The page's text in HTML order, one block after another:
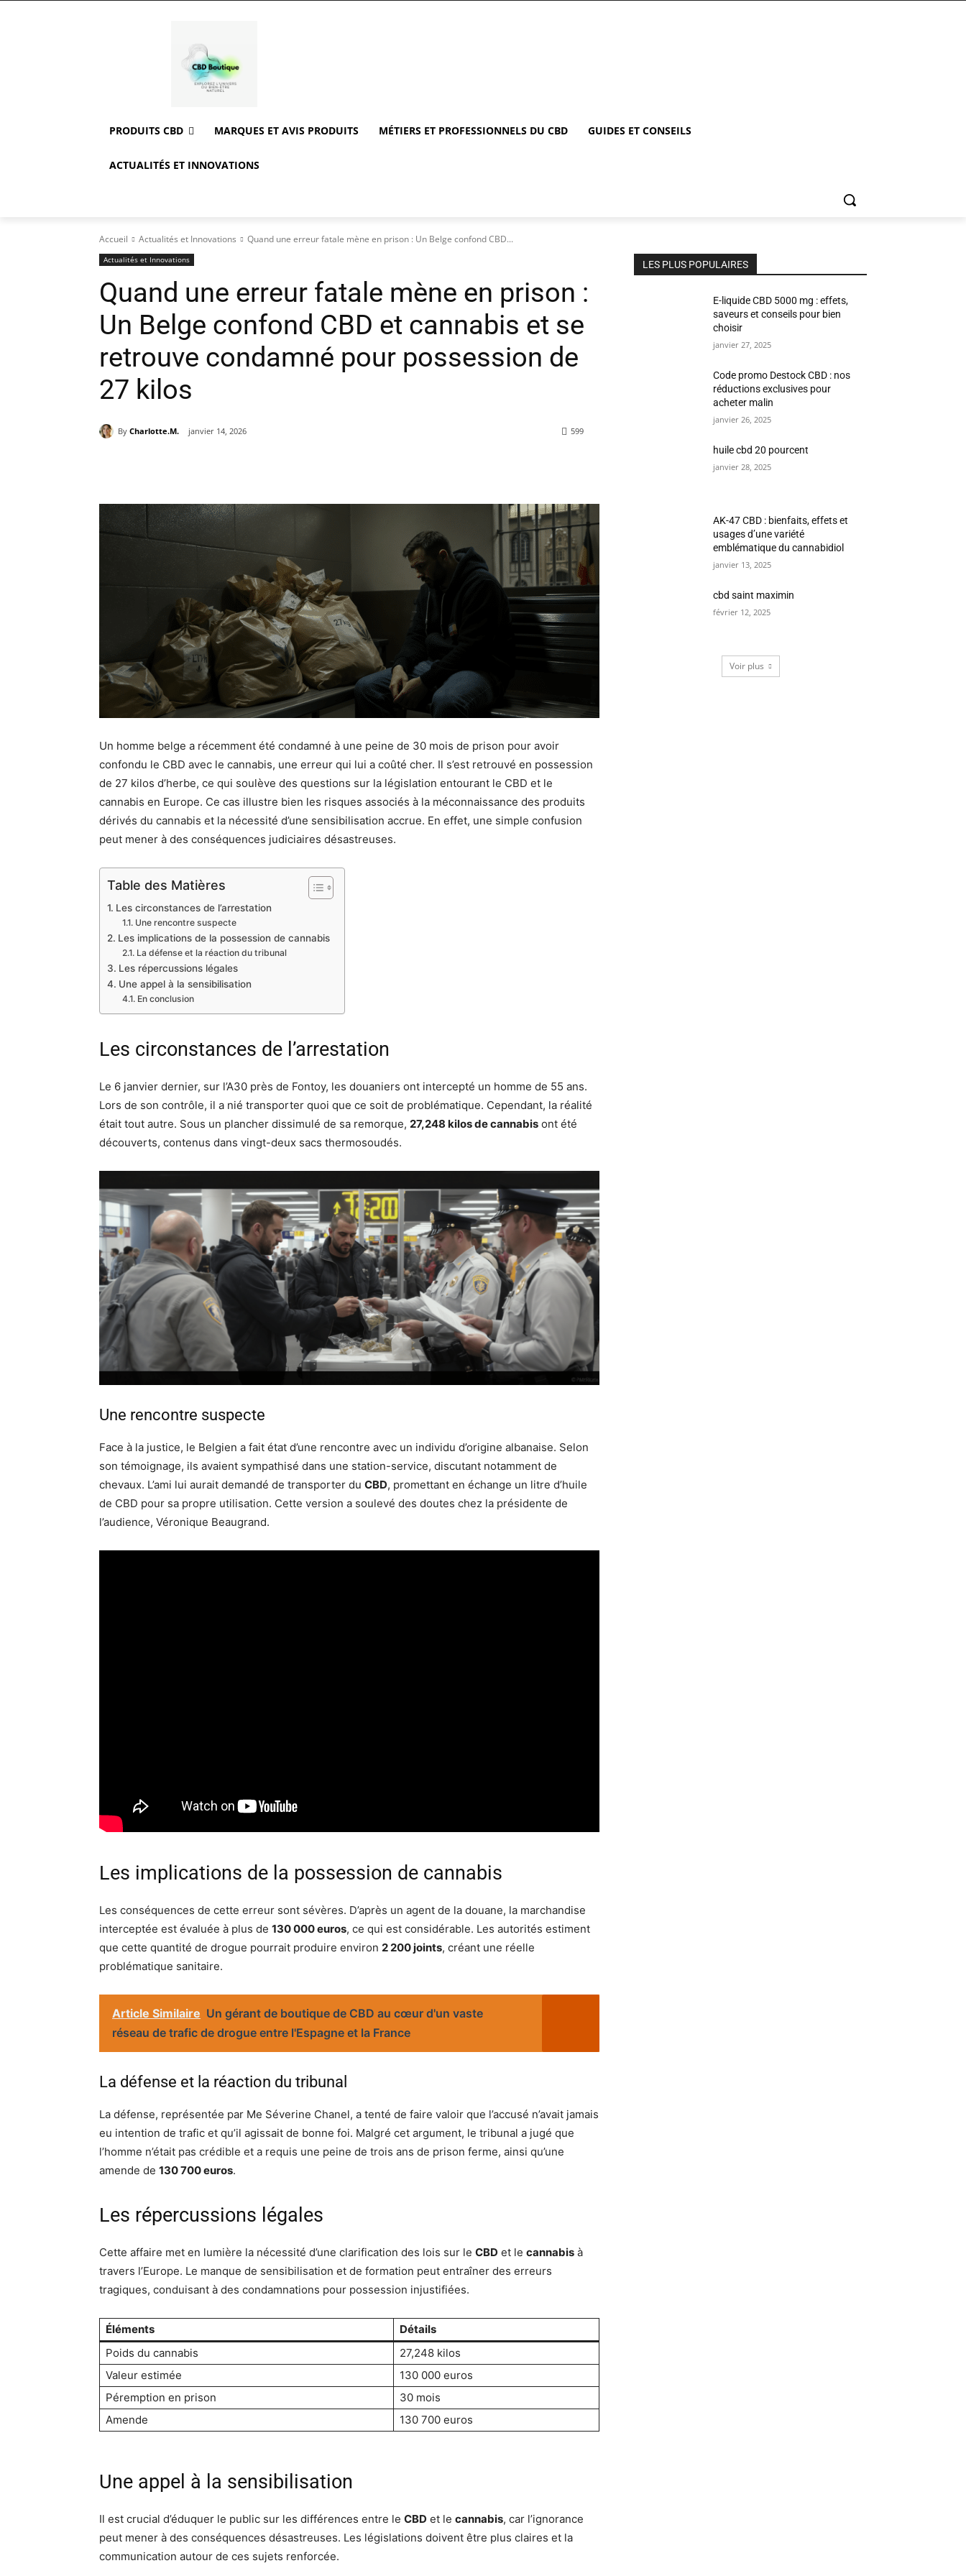
PRODUITS CBD MARQUES ET AVIS PRODUITS MÉTIERS ET PROFESSIONNELS DU CBD GUIDES ET CONSEILS
ACTUALITÉS ET INNOVATIONS
Accueil Actualités et Innovations Quand une erreur fatale mène en prison : Un Belge confond CBD...
Actualités et Innovations
Quand une erreur fatale mène en prison :
Un Belge confond CBD et cannabis et se
retrouve condamné pour possession de
27 kilos
By Charlotte.M. janvier 14, 2026 599
Un homme belge a récemment été condamné à une peine de 30 mois de prison pour avoir
confondu le CBD avec le cannabis, une erreur qui lui a coûté cher. Il s’est retrouvé en possession
de 27 kilos d’herbe, ce qui soulève des questions sur la législation entourant le CBD et le
cannabis en Europe. Ce cas illustre bien les risques associés à la méconnaissance des produits
dérivés du cannabis et la nécessité d’une sensibilisation accrue. En effet, une simple confusion
peut mener à des conséquences judiciaires désastreuses.
Table des Matières
Les circonstances de l’arrestation
Une rencontre suspecte
Les implications de la possession de cannabis
La défense et la réaction du tribunal
Les répercussions légales
Une appel à la sensibilisation
En conclusion
Les circonstances de l’arrestation
Le 6 janvier dernier, sur l’A30 près de Fontoy, les douaniers ont intercepté un homme de 55 ans.
Lors de son contrôle, il a nié transporter quoi que ce soit de problématique. Cependant, la réalité
était tout autre. Sous un plancher dissimulé de sa remorque, 27,248 kilos de cannabis ont été
découverts, contenus dans vingt-deux sacs thermosoudés.
Une rencontre suspecte
Face à la justice, le Belgien a fait état d’une rencontre avec un individu d’origine albanaise. Selon
son témoignage, ils avaient sympathisé dans une station-service, discutant notamment de
chevaux. L’ami lui aurait demandé de transporter du CBD, promettant en échange un litre d’huile
de CBD pour sa propre utilisation. Cette version a soulevé des doutes chez la présidente de
l’audience, Véronique Beaugrand.
Les implications de la possession de cannabis
Les conséquences de cette erreur sont sévères. D’après un agent de la douane, la marchandise
interceptée est évaluée à plus de 130 000 euros, ce qui est considérable. Les autorités estiment
que cette quantité de drogue pourrait produire environ 2 200 joints, créant une réelle
problématique sanitaire.
Article Similaire Un gérant de boutique de CBD au cœur d'un vaste
réseau de trafic de drogue entre l'Espagne et la France
La défense et la réaction du tribunal
La défense, représentée par Me Séverine Chanel, a tenté de faire valoir que l’accusé n’avait jamais
eu intention de trafic et qu’il agissait de bonne foi. Malgré cet argument, le tribunal a jugé que
l’homme n’était pas crédible et a requis une peine de trois ans de prison ferme, ainsi qu’une
amende de 130 700 euros.
Les répercussions légales
Cette affaire met en lumière la nécessité d’une clarification des lois sur le CBD et le cannabis à
travers l’Europe. Le manque de sensibilisation et de formation peut entraîner des erreurs
tragiques, conduisant à des condamnations pour possession injustifiées.
Éléments
Détails
Poids du cannabis
27,248 kilos
Valeur estimée
130 000 euros
Péremption en prison
30 mois
Amende
130 700 euros
Une appel à la sensibilisation
Il est crucial d’éduquer le public sur les différences entre le CBD et le cannabis, car l’ignorance
peut mener à des conséquences désastreuses. Les législations doivent être plus claires et la
communication autour de ces sujets renforcée.
LES PLUS POPULAIRES
E-liquide CBD 5000 mg : effets,
saveurs et conseils pour bien
choisir
janvier 27, 2025
Code promo Destock CBD : nos
réductions exclusives pour
acheter malin
janvier 26, 2025
huile cbd 20 pourcent
janvier 28, 2025
AK-47 CBD : bienfaits, effets et
usages d’une variété
emblématique du cannabidiol
janvier 13, 2025
cbd saint maximin
février 12, 2025
Voir plus